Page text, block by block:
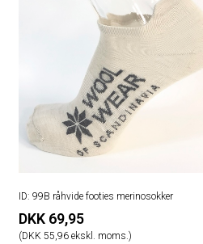
ID: 99B råhvide footies merinosokker
DKK 69,95
(DKK 55,96 ekskl. moms.)